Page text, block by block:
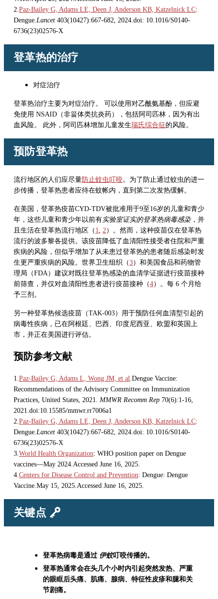
2.Paz-Bailey G, Adams LE, Deen J, Anderson KB, Katzelnick LC:
Dengue.Lancet 403(10427):667-682, 2024.doi: 10.1016/S0140-
6736(23)02576-X
登革热的治疗
对症治疗
登革热治疗主要为对症治疗。 可以使用对乙酰氨基酚，但应避
免使用 NSAID（非甾体类抗炎药），包括阿司匹林，因为有出
血风险。 此外，阿司匹林增加儿童发生瑞氏综合征的风险。
预防登革热
流行地区的人们应尽量防止蚊虫叮咬 。为了防止通过蚊虫的进一
步传播，登革热患者应待在蚊帐内，直到第二次发热缓解。
在美国，登革热疫苗CYD-TDV被批准用于9至16岁的儿童和青少
年，这些儿童和青少年以前有实验室证实的登革热病毒感染，并
且生活在登革热流行地区（ 1 2 ）。然而，这种疫苗仅在登革热
流行的波多黎各提供。该疫苗降低了血清阳性接受者住院和严重
疾病的风险，但似乎增加了从未患过登革热的患者随后感染时发
生更严重疾病的风险。世界卫生组织（3）和美国食品和药物管
理局（FDA）建议对既往登革热感染的血清学证据进行疫苗接种
前筛查，并仅对血清阳性患者进行疫苗接种（4）。每 6 个月给
予三剂。
另一种登革热候选疫苗（TAK-003）用于预防任何血清型引起的
病毒性疾病，已在阿根廷、巴西、印度尼西亚、欧盟和英国上
市，并正在美国进行评估。
预防参考文献
1.Paz-Bailey G, Adams L, Wong JM, et al.Dengue Vaccine:
Recommendations of the Advisory Committee on Immunization
Practices, United States, 2021. MMWR Recomm Rep 70(6):1-16,
2021.doi:10.15585/mmwr.rr7006a1
2.Paz-Bailey G, Adams LE, Deen J, Anderson KB, Katzelnick LC:
Dengue.Lancet 403(10427):667-682, 2024.doi: 10.1016/S0140-
6736(23)02576-X
3.World Health Organization: WHO position paper on Dengue
vaccines—May 2024.Accessed June 16, 2025.
4.Centers for Disease Control and Prevention: Dengue: Dengue
Vaccine.May 15, 2025.Accessed June 16, 2025.
关键点
登革热病毒是通过 伊蚊叮咬传播的。
登革热通常会在头几个小时内引起突然发热、严重
的眼眶后头痛、肌痛、腺病、特征性皮疹和腿和关
节剧痛。